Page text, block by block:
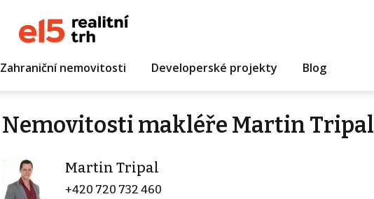
Zahraniční nemovitosti Developerské projekty Blog
Nemovitosti makléře Martin Tripal
Martin Tripal
+420 720 732 460